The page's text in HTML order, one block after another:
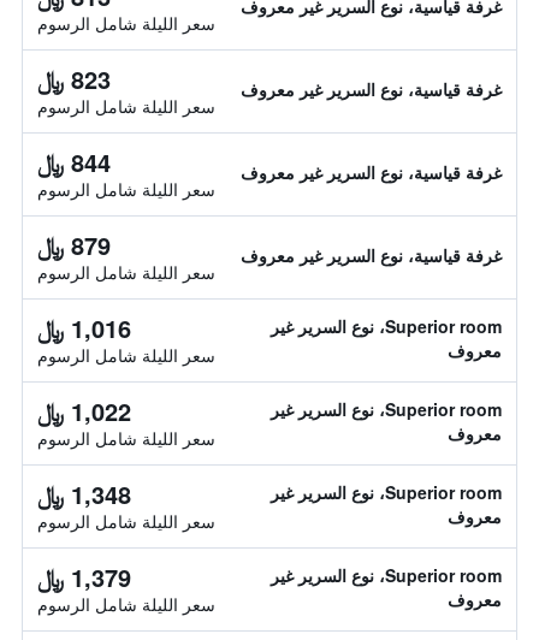
غرفة قياسية، نوع السرير غير معروف
سعر الليلة شامل الرسوم
غرفة قياسية، نوع السرير غير معروف 823 ﷼
سعر الليلة شامل الرسوم
غرفة قياسية، نوع السرير غير معروف 844 ﷼
سعر الليلة شامل الرسوم
غرفة قياسية، نوع السرير غير معروف 879 ﷼
سعر الليلة شامل الرسوم
Superior room، نوع السرير غير
معروف
1,016 ﷼
سعر الليلة شامل الرسوم
Superior room، نوع السرير غير
معروف
1,022 ﷼
سعر الليلة شامل الرسوم
Superior room، نوع السرير غير
معروف
1,348 ﷼
سعر الليلة شامل الرسوم
Superior room، نوع السرير غير
معروف
1,379 ﷼
سعر الليلة شامل الرسوم